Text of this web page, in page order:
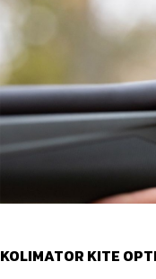
KOLIMATOR KITE